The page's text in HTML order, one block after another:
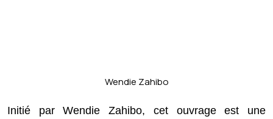
Wendie Zahibo
Initié par Wendie Zahibo, cet ouvrage est une